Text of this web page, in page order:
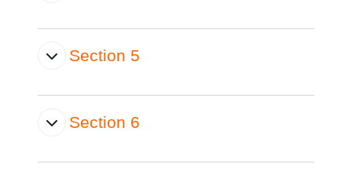
Section 5
Section 6